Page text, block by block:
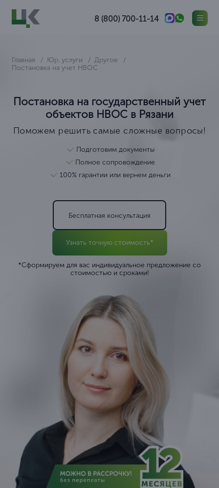
8 (800) 700-11-14
Главная Юр. услуги
Другое
Постановка на учет НВОС
Постановка на государственный учет
объектов НВОС в Рязани
Поможем решить самые сложные вопросы!
Подготовим документы
Полное сопровождение
100% гарантии или вернем деньги
Бесплатная консультация
Узнать точную стоимость*
*Сформируем для вас индивидуальное предложение со
стоимостью и сроками!